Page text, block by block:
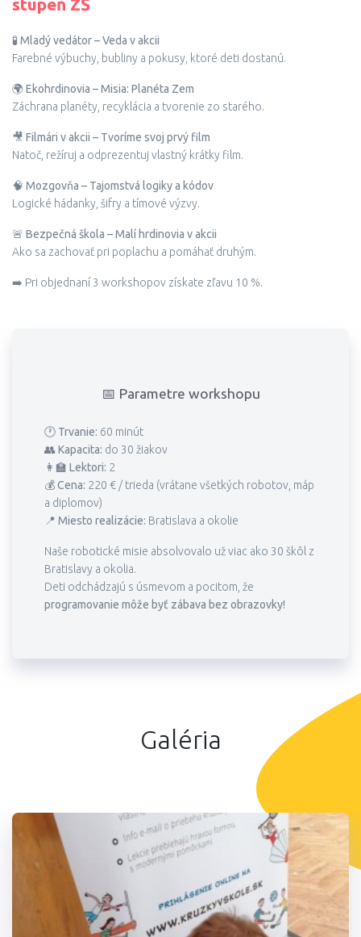
stupeň ZŠ
🧪 Mladý vedátor – Veda v akcii
Farebné výbuchy, bubliny a pokusy, ktoré deti dostanú.
🌍 Ekohrdinovia – Misia: Planéta Zem
Záchrana planéty, recyklácia a tvorenie zo starého.
🎥 Filmári v akcii – Tvoríme svoj prvý film
Natoč, režíruj a odprezentuj vlastný krátky film.
🧠 Mozgovňa – Tajomstvá logiky a kódov
Logické hádanky, šifry a tímové výzvy.
🚨 Bezpečná škola – Malí hrdinovia v akcii
Ako sa zachovať pri poplachu a pomáhať druhým.
➡️ Pri objednaní 3 workshopov získate zľavu 10 %.
📅 Parametre workshopu
🕐 Trvanie: 60 minút
👥 Kapacita: do 30 žiakov
👩‍🏫 Lektori: 2
💰Cena: 220 € / trieda (vrátane všetkých robotov, máp
a diplomov)
📍 Miesto realizácie: Bratislava a okolie
Naše robotické misie absolvovalo už viac ako 30 škôl z
Bratislavy a okolia.
Deti odchádzajú s úsmevom a pocitom, že
programovanie môže byť zábava bez obrazovky!
Galéria